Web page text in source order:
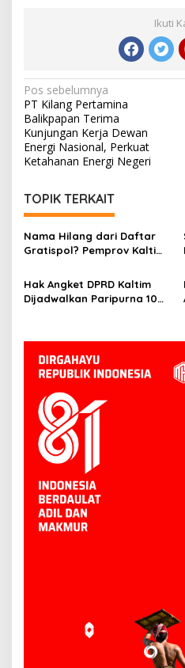
Ikuti
Navigasi
pos
Pos sebelumnya
PT Kilang Pertamina
Balikpapan Terima
Kunjungan Kerja Dewan
Energi Nasional, Perkuat
Ketahanan Energi Negeri
TOPIK TERKAIT
Nama Hilang dari Daftar
Gratispol? Pemprov Kaltim
Penerima
Hak Angket DPRD Kaltim
Dijadwalkan Paripurna 10